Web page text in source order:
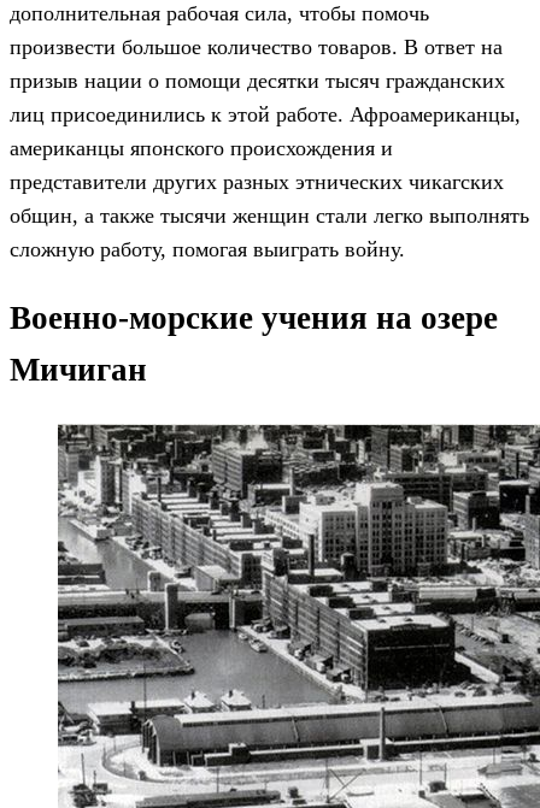
дополнительная рабочая сила, чтобы помочь
произвести большое количество товаров. В ответ на
призыв нации о помощи десятки тысяч гражданских
лиц присоединились к этой работе. Афроамериканцы,
американцы японского происхождения и
представители других разных этнических чикагских
общин, а также тысячи женщин стали легко выполнять
сложную работу, помогая выиграть войну.
Военно-морские учения на озере
Мичиган